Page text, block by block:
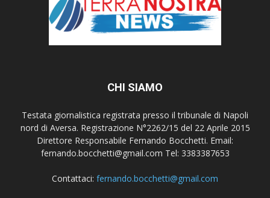
CHI SIAMO
Testata giornalistica registrata presso il tribunale di Napoli
nord di Aversa. Registrazione N°2262/15 del 22 Aprile 2015
Direttore Responsabile Fernando Bocchetti. Email:
fernando.bocchetti@gmail.com Tel: 3383387653
Contattaci: fernando.bocchetti@gmail.com